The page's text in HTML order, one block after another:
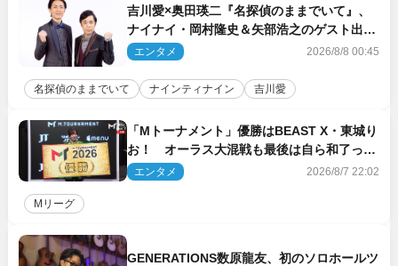
吉川愛×奥田瑛二『名探偵のままでいて』、
ナイナイ・岡村隆史＆矢部浩之のゲスト出演
が決定！
エンタメ 2026/8/8 00:45
名探偵のままでいて ナインティナイン 吉川愛
「Mトーナメント」優勝はBEAST X・東城り
お！ オーラス大混戦も最後は自ら和了って
幕引き
エンタメ 2026/8/7 22:02
Mリーグ
GENERATIONS数原龍友、初のソロホールツ